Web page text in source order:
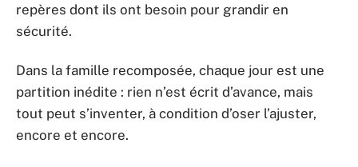
repères dont ils ont besoin pour grandir en
sécurité.
Dans la famille recomposée, chaque jour est une
partition inédite : rien n’est écrit d’avance, mais
tout peut s’inventer, à condition d’oser l’ajuster,
encore et encore.